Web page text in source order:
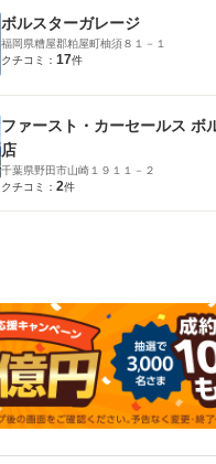
ボルスターガレージ
福岡県糟屋郡粕屋町柚須８１－１
クチコミ： 17件
ファースト・カーセールス ボ
店
千葉県野田市山崎１９１１－２
クチコミ： 2件